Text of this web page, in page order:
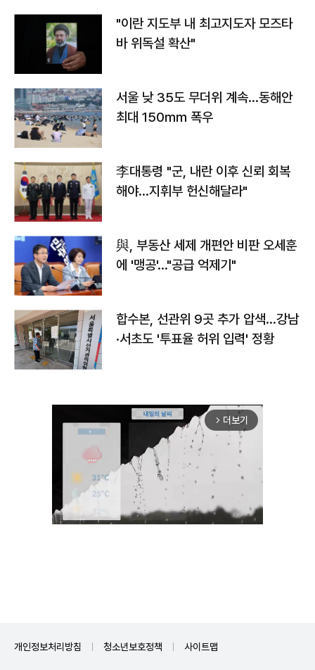
"이란 지도부 내 최고지도자 모즈타
바 위독설 확산"
서울 낮 35도 무더위 계속…동해안
최대 150㎜ 폭우
李대통령 "군, 내란 이후 신뢰 회복
해야…지휘부 헌신해달라"
與, 부동산 세제 개편안 비판 오세훈
에 '맹공'…"공급 억제기"
합수본, 선관위 9곳 추가 압색…강남
·서초도 '투표율 허위 입력' 정황
arrow_forward_ios 더보기
개인정보처리방침 청소년보호정책 사이트맵